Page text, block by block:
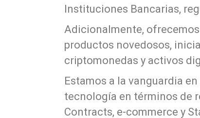
Instituciones Bancarias,
Adicionalmente,
productos novedosos,
criptomonedas y activos
Estamos a la vanguardia
tecnología en términos de
Contracts, e-commerce y